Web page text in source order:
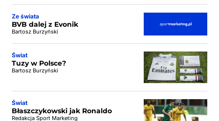
Ze świata
BVB dalej z Evonik
Bartosz Burzyński
Świat
Tuzy w Polsce?
Bartosz Burzyński
Świat
Błaszczykowski jak Ronaldo
Redakcja Sport Marketing